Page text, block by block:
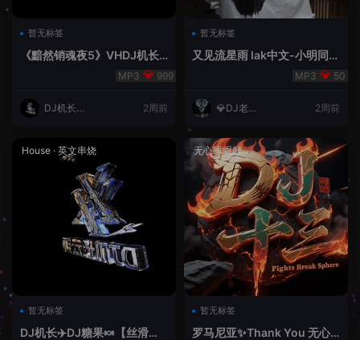
暂无标签
《黯然销魂夜5》VHDJ机长
999
DJ机长云
2周前
暂无标签
又见流星雨 lak中文-小明同学
50
💎DJ老王
2周前
House · 英文串烧
暂无标签
DJ机长✈️DJ糖果🍬【丝滑之
无心睡眠鼓
暂无标签
罗马尼亚✨Thank You 无心